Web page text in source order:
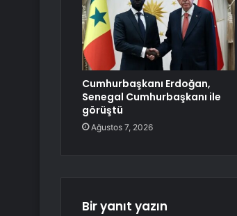
Cumhurbaşkanı Erdoğan,
Senegal Cumhurbaşkanı ile
görüştü
Ağustos 7, 2026
Bir yanıt yazın